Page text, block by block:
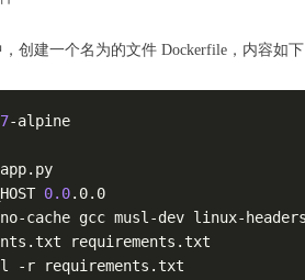
，创建一个名为的文件 Dockerfile，内容如下
-alpine
app.py
0.0.0.0
cache gcc musl-dev linux-headers
requirements.txt
-r requirements.txt